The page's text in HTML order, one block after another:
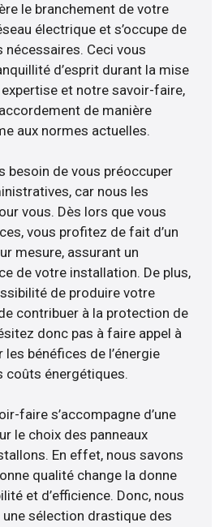
le branchement de votre
électrique et s’occupe de
Ceci vous
d’esprit durant la mise
et notre savoir-faire,
de manière
aux normes actuelles.
besoin de vous préoccuper
car nous les
vous. Dès lors que vous
vous profitez de fait d’un
mesure, assurant un
de votre installation. De plus,
de produire votre
contribuer à la protection de
donc pas à faire appel à
bénéfices de l’énergie
coûts énergétiques.
faire s’accompagne d’une
le choix des panneaux
En effet, nous savons
qualité change la donne
et d’efficience. Donc, nous
sélection drastique des